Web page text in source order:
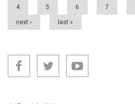
4 5 6 7
next › last »